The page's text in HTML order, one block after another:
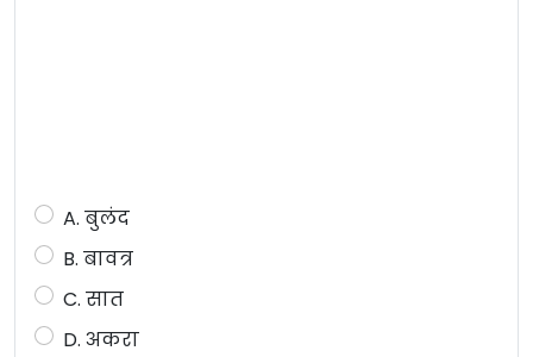
A. बुलंद
B. बावत्र
C. सात
D. अकरा